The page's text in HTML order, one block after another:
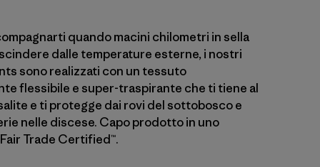
quando macini chilometri in sella
dalle temperature esterne, i nostri
sono realizzati con un tessuto
flessibile e super-traspirante che ti tiene al
e ti protegge dai rovi del sottobosco e
nelle discese. Capo prodotto in uno
Trade Certified™.